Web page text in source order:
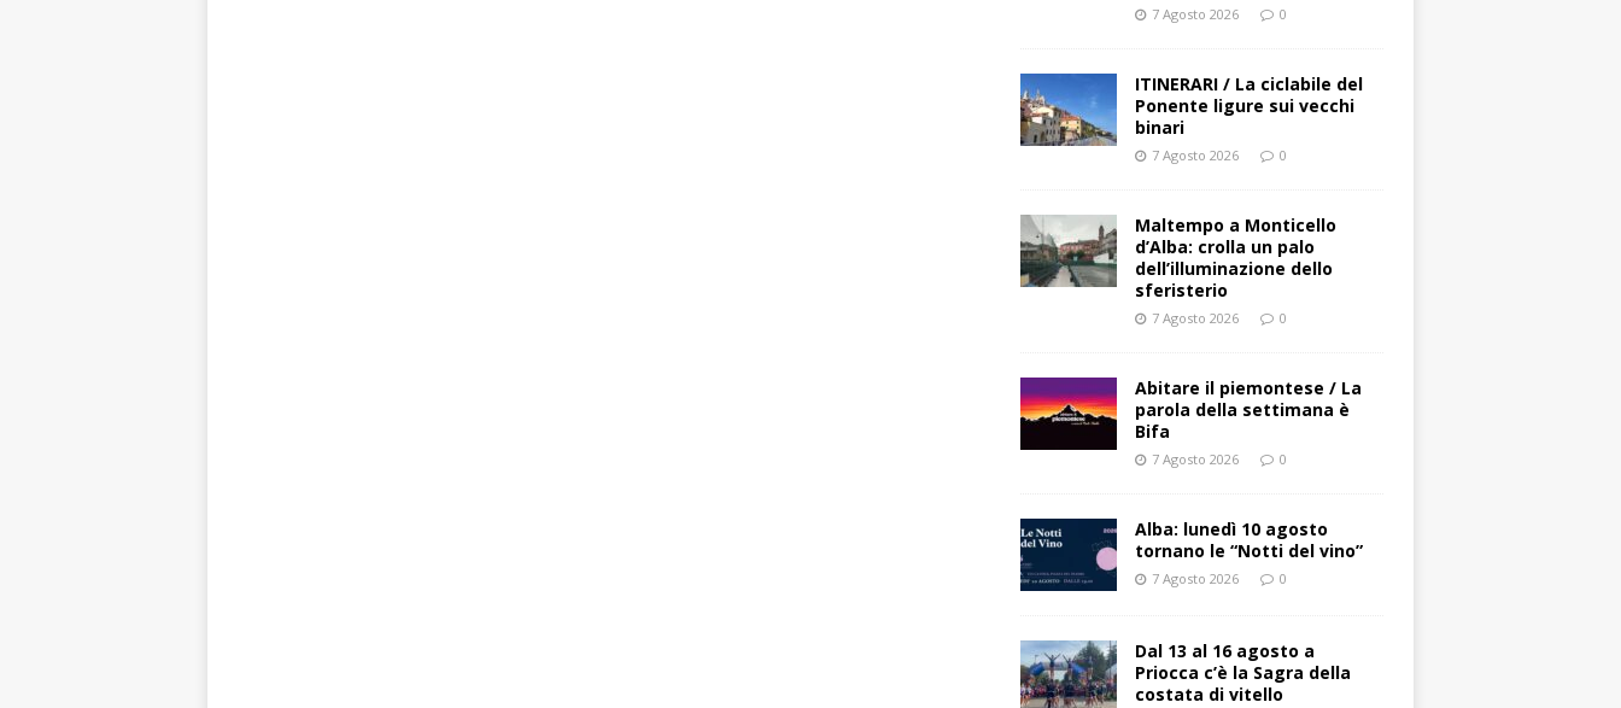
7 Agosto 2026 0
ITINERARI / La ciclabile del
Ponente ligure sui vecchi
binari
7 Agosto 2026 0
Maltempo a Monticello
d’Alba: crolla un palo
dell’illuminazione dello
sferisterio
7 Agosto 2026 0
Abitare il piemontese / La
parola della settimana è
Bifa
7 Agosto 2026 0
Alba: lunedì 10 agosto
tornano le “Notti del vino”
7 Agosto 2026 0
Dal 13 al 16 agosto a
Priocca c’è la Sagra della
costata di vitello